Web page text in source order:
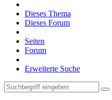
Dieses Thema
Dieses Forum
Seiten
Forum
Erweiterte Suche